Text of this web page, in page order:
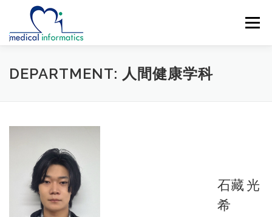
メニュー
概要 新着情報 構成員 研究紹介
ENGLISH
DEPARTMENT: 人間健康学科
石藏 光
希